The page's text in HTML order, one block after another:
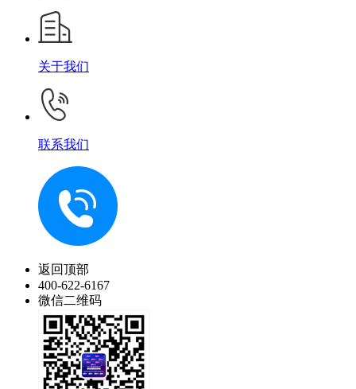
关于我们
联系我们
返回顶部
400-622-6167
微信二维码